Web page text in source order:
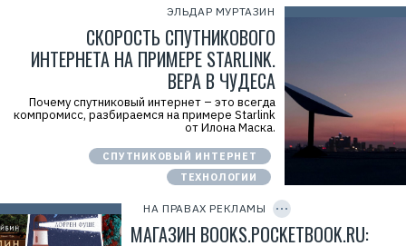
ЭЛЬДАР МУРТАЗИН
СКОРОСТЬ СПУТНИКОВОГО
ИНТЕРНЕТА НА ПРИМЕРЕ STARLINK.
ВЕРА В ЧУДЕСА
Почему спутниковый интернет – это всегда
компромисс, разбираемся на примере Starlink
от Илона Маска.
СПУТНИКОВЫЙ ИНТЕРНЕТ
ТЕХНОЛОГИИ
НА ПРАВАХ РЕКЛАМЫ
Р
е
а
а
E
Y
I
D
МАГАЗИН BOOKS.POCKETBOOK.RU: